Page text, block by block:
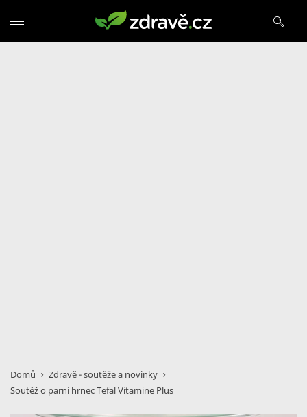
Domů
Zdravě - soutěže a novinky
Soutěž o parní hrnec Tefal Vitamine Plus